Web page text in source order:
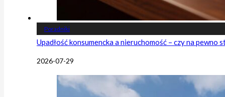
Poradniki
Upadłość konsumencka a nieruchomość – czy na pewno
2026-07-29